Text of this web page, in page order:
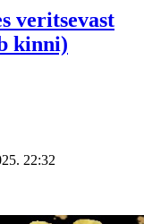
veritsevast
kinni)
22:32